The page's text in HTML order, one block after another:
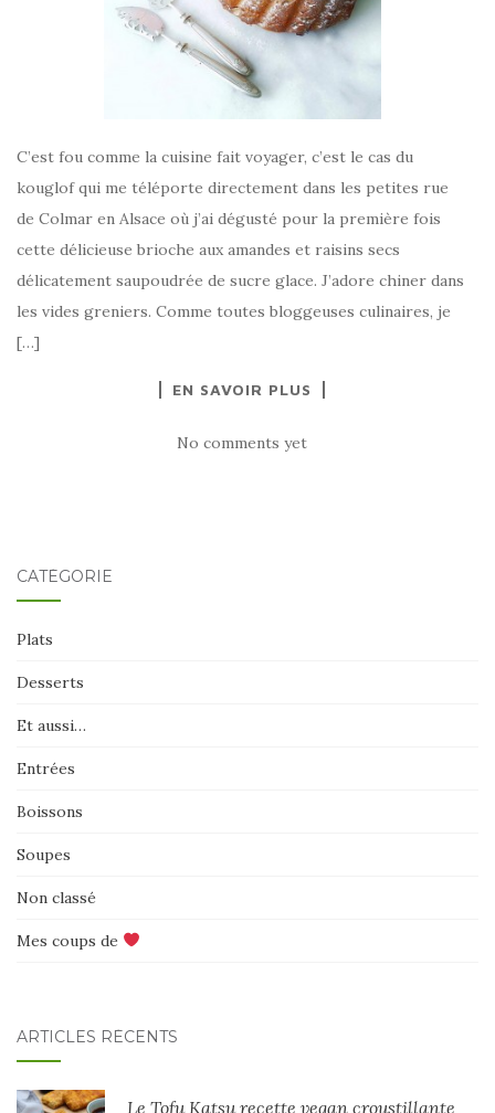
C’est fou comme la cuisine fait voyager, c’est le cas du
kouglof qui me téléporte directement dans les petites rue
de Colmar en Alsace où j’ai dégusté pour la première fois
cette délicieuse brioche aux amandes et raisins secs
délicatement saupoudrée de sucre glace. J’adore chiner dans
les vides greniers. Comme toutes bloggeuses culinaires, je
[…]
EN SAVOIR PLUS
No comments yet
CATÉGORIE
Plats
Desserts
Et aussi…
Entrées
Boissons
Soupes
Non classé
Mes coups de
ARTICLES RÉCENTS
Le Tofu Katsu recette vegan croustillante